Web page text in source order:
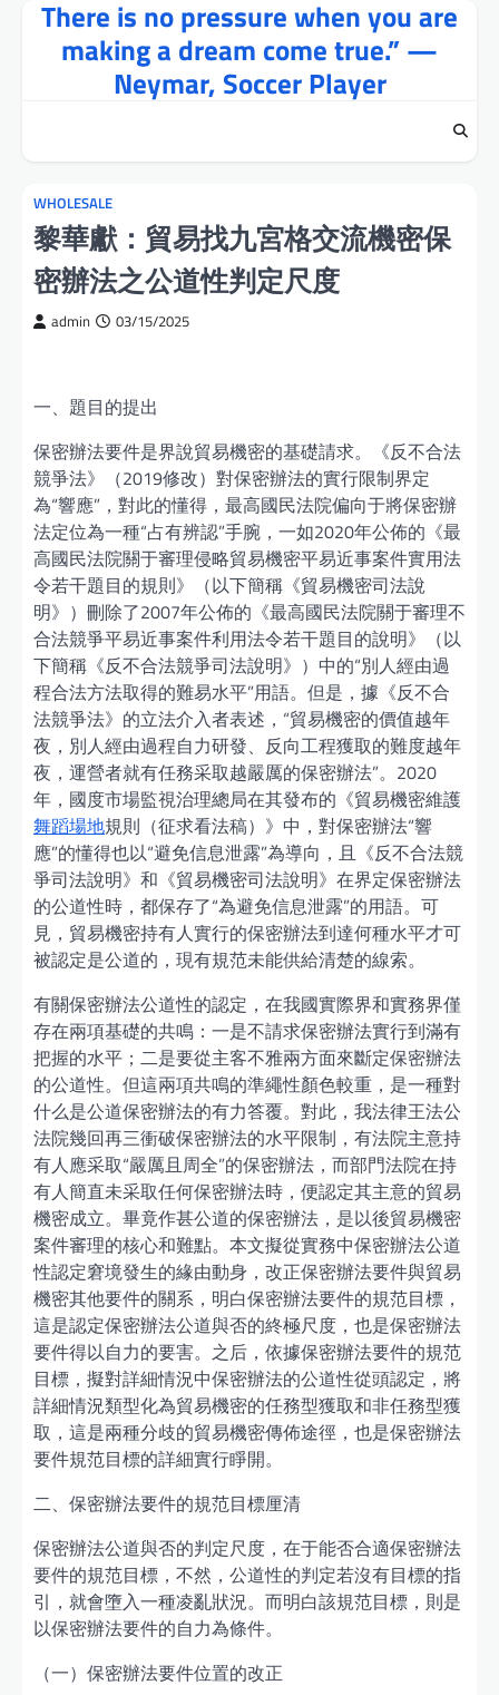
There is no pressure when you are
making a dream come true.” —
Neymar, Soccer Player
WHOLESALE
黎華獻：貿易找九宮格交流機密保
密辦法之公道性判定尺度
admin 03/15/2025
一、題目的提出
保密辦法要件是界說貿易機密的基礎請求。《反不合法
競爭法》（2019修改）對保密辦法的實行限制界定
為“響應”，對此的懂得，最高國民法院偏向于將保密辦
法定位為一種“占有辨認”手腕，一如2020年公佈的《最
高國民法院關于審理侵略貿易機密平易近事案件實用法
令若干題目的規則》（以下簡稱《貿易機密司法說
明》）刪除了2007年公佈的《最高國民法院關于審理不
合法競爭平易近事案件利用法令若干題目的說明》（以
下簡稱《反不合法競爭司法說明》）中的“別人經由過
程合法方法取得的難易水平”用語。但是，據《反不合
法競爭法》的立法介入者表述，“貿易機密的價值越年
夜，別人經由過程自力研發、反向工程獲取的難度越年
夜，運營者就有任務采取越嚴厲的保密辦法”。2020
年，國度市場監視治理總局在其發布的《貿易機密維護
舞蹈場地規則（征求看法稿）》中，對保密辦法“響
應”的懂得也以“避免信息泄露”為導向，且《反不合法競
爭司法說明》和《貿易機密司法說明》在界定保密辦法
的公道性時，都保存了“為避免信息泄露”的用語。可
見，貿易機密持有人實行的保密辦法到達何種水平才可
被認定是公道的，現有規范未能供給清楚的線索。
有關保密辦法公道性的認定，在我國實際界和實務界僅
存在兩項基礎的共鳴：一是不請求保密辦法實行到滿有
把握的水平；二是要從主客不雅兩方面來斷定保密辦法
的公道性。但這兩項共鳴的準繩性顏色較重，是一種對
什么是公道保密辦法的有力答覆。對此，我法律王法公
法院幾回再三衝破保密辦法的水平限制，有法院主意持
有人應采取“嚴厲且周全”的保密辦法，而部門法院在持
有人簡直未采取任何保密辦法時，便認定其主意的貿易
機密成立。畢竟作甚公道的保密辦法，是以後貿易機密
案件審理的核心和難點。本文擬從實務中保密辦法公道
性認定窘境發生的緣由動身，改正保密辦法要件與貿易
機密其他要件的關系，明白保密辦法要件的規范目標，
這是認定保密辦法公道與否的終極尺度，也是保密辦法
要件得以自力的要害。之后，依據保密辦法要件的規范
目標，擬對詳細情況中保密辦法的公道性從頭認定，將
詳細情況類型化為貿易機密的任務型獲取和非任務型獲
取，這是兩種分歧的貿易機密傳佈途徑，也是保密辦法
要件規范目標的詳細實行睜開。
二、保密辦法要件的規范目標厘清
保密辦法公道與否的判定尺度，在于能否合適保密辦法
要件的規范目標，不然，公道性的判定若沒有目標的指
引，就會墮入一種凌亂狀況。而明白該規范目標，則是
以保密辦法要件的自力為條件。
（一）保密辦法要件位置的改正